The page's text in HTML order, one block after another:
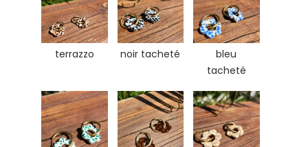
terrazzo noir tacheté
bleu
tacheté